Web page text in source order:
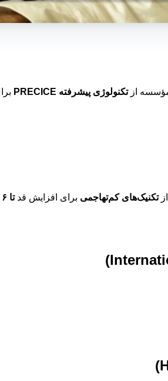
مؤسسه ازتکنولوژی پیشرفته PRECICE
تکنیک‌های کم‌تهاجمی برای افزایش قدتا ۶ اینچ (۱۵ سانتی‌متر)